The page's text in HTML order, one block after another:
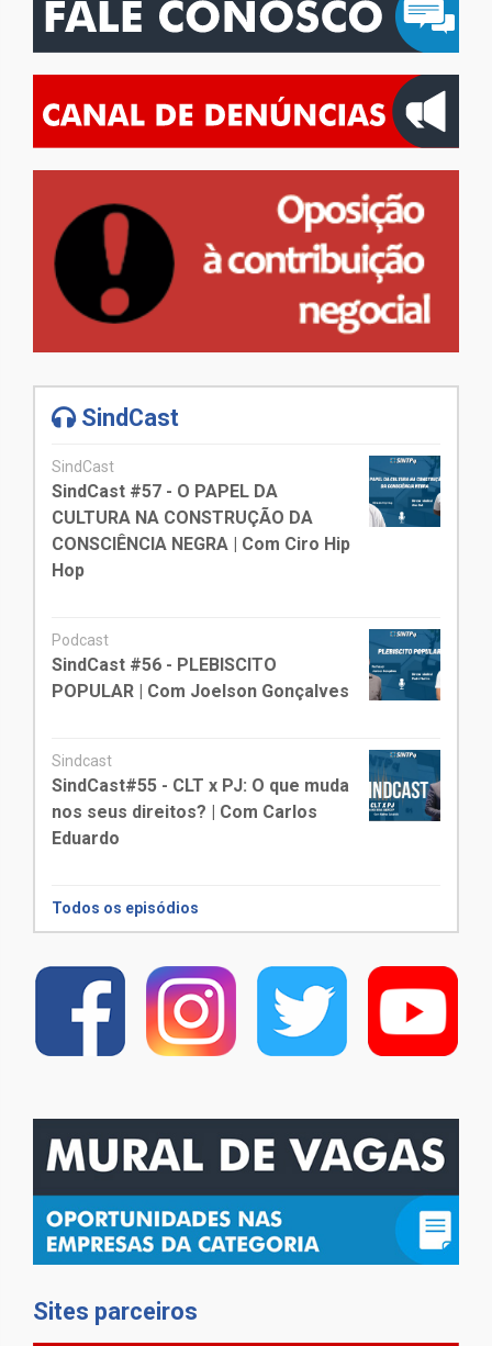
SindCast
SindCast
SindCast #57 - O PAPEL DA
CULTURA NA CONSTRUÇÃO DA
CONSCIÊNCIA NEGRA | Com Ciro Hip
Hop
Podcast
SindCast #56 - PLEBISCITO
POPULAR | Com Joelson Gonçalves
Sindcast
SindCast#55 - CLT x PJ: O que muda
nos seus direitos? | Com Carlos
Eduardo
Todos os episódios
Sites parceiros